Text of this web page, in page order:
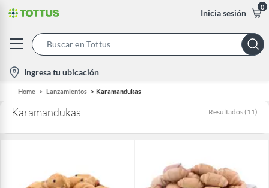
Inicia sesión
0
Bar
location-
icon
Ingresa tu ubicación
Home Lanzamientos Karamandukas
Karamandukas Resultados (11)